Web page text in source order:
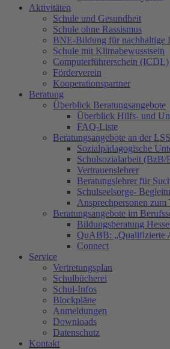
Aktivitäten
Schule und Gesundheit
Schule ohne Rassismus
BNE-Bildung für nachhaltige
Schule mit Klimabewusstsein
Computerführerschein (ICDL)
Förderverein
Kooperationspartner
Beratung
Überblick Beratungsangebote
Überblick Hilfs- und
FAQ-Liste
Beratungsangebote an der LSS
Sozialpädagogische
Schulsozialarbeit (BzB/
Vertrauenslehrer
Beratungslehrer für
Schulseelsorge-
Ansprechpersonen
Beratungsangebote im
Bildungsberatung
QuABB: „Qualifizierte
Connect
Service
Vertretungsplan
Schulbücherei
Schul-Infos
Blockpläne
Anmeldungen
Downloads
Datenschutz
Kontakt